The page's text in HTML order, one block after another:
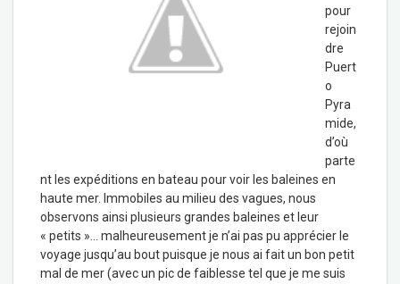
pour
rejoin
dre
Puert
o
Pyra
mide,
d’où
parte
nt les expéditions en bateau pour voir les baleines en
haute mer. Immobiles au milieu des vagues, nous
observons ainsi plusieurs grandes baleines et leur
« petits »… malheureusement je n’ai pas pu apprécier le
voyage jusqu’au bout puisque je nous ai fait un bon petit
mal de mer (avec un pic de faiblesse tel que je me suis